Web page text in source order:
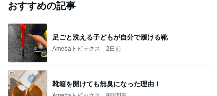
おすすめの記事
足ごと洗える子どもが自分で履ける靴
Amebaトピックス 2日前
靴箱を開けても無臭になった理由！